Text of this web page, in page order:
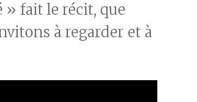
» fait le récit, que
à regarder et à